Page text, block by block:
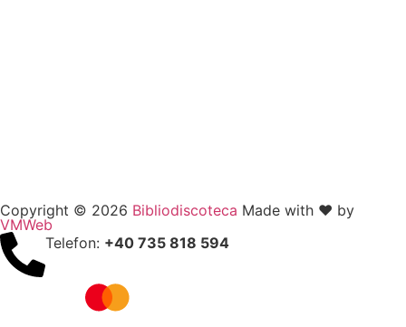
Copyright © 2026 Bibliodiscoteca Made with ❤️ by
VMWeb
Telefon: +40 735 818 594